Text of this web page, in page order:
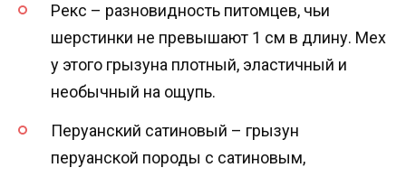
Рекс – разновидность питомцев, чьи
шерстинки не превышают 1 см в длину. Мех
у этого грызуна плотный, эластичный и
необычный на ощупь.
Перуанский сатиновый – грызун
перуанской породы с сатиновым,